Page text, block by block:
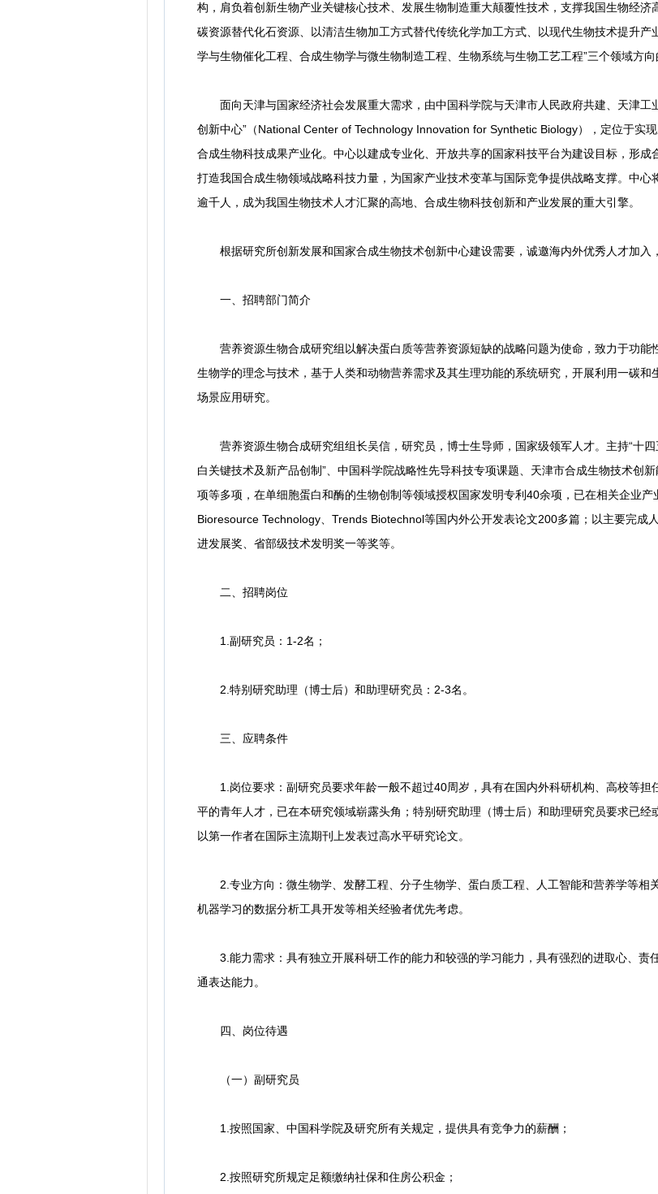
构，肩负着创新生物产业关键核心技术、发展生物制造重大颠覆性技术，支撑我国生物经济
碳资源替代化石资源、以清洁生物加工方式替代传统化学加工方式、以现代生物技术提升产
学与生物催化工程、合成生物学与微生物制造工程、生物系统与生物工艺工程”三个领域方向
面向天津与国家经济社会发展重大需求，由中国科学院与天津市人民政府共建、天津工
创新中心”（National Center of Technology Innovation for Synthetic Biology），定位于实
合成生物科技成果产业化。中心以建成专业化、开放共享的国家科技平台为建设目标，形成
打造我国合成生物领域战略科技力量，为国家产业技术变革与国际竞争提供战略支撑。中
逾千人，成为我国生物技术人才汇聚的高地、合成生物科技创新和产业发展的重大引擎。
根据研究所创新发展和国家合成生物技术创新中心建设需要，诚邀海内外优秀人才加入
一、招聘部门简介
营养资源生物合成研究组以解决蛋白质等营养资源短缺的战略问题为使命，致力于功能
生物学的理念与技术，基于人类和动物营养需求及其生理功能的系统研究，开展利用一碳
场景应用研究。
营养资源生物合成研究组组长吴信，研究员，博士生导师，国家级领军人才。主持“十四
白关键技术及新产品创制”、中国科学院战略性先导科技专项课题、天津市合成生物技术创
项等多项，在单细胞蛋白和酶的生物创制等领域授权国家发明专利40余项，已在相关企业产
Bioresource Technology、Trends Biotechnol等国内外公开发表论文200多篇；以主要完成
进发展奖、省部级技术发明奖一等奖等。
二、招聘岗位
1.副研究员：1-2名；
2.特别研究助理（博士后）和助理研究员：2-3名。
三、应聘条件
1.岗位要求：副研究员要求年龄一般不超过40周岁，具有在国内外科研机构、高校等担
平的青年人才，已在本研究领域崭露头角；特别研究助理（博士后）和助理研究员要求已经
以第一作者在国际主流期刊上发表过高水平研究论文。
2.专业方向：微生物学、发酵工程、分子生物学、蛋白质工程、人工智能和营养学等相
机器学习的数据分析工具开发等相关经验者优先考虑。
3.能力需求：具有独立开展科研工作的能力和较强的学习能力，具有强烈的进取心、责
通表达能力。
四、岗位待遇
（一）副研究员
1.按照国家、中国科学院及研究所有关规定，提供具有竞争力的薪酬；
2.按照研究所规定足额缴纳社保和住房公积金；